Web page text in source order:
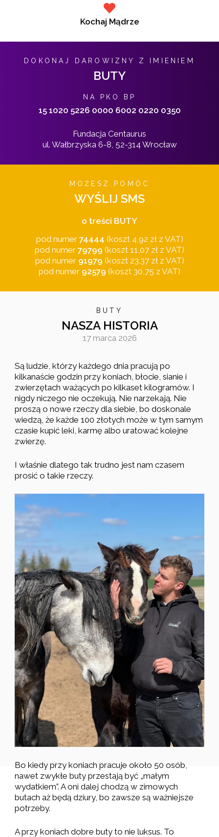
Kochaj Mądrze
DOKONAJ DAROWIZNY Z IMIENIEM
BUTY
NA PKO BP
15 1020 5226 0000 6002 0220 0350
Fundacja Centaurus
ul. Wałbrzyska 6-8, 52-314 Wrocław
MOŻESZ POMÓC
WYŚLIJ SMS
o treści BUTY
pod numer 74444 (koszt 4,92 zł z VAT)
pod numer 79799 (koszt 11,07 zł z VAT)
pod numer 91979 (koszt 23.37 zł z VAT)
pod numer 92579 (koszt 30,75 z VAT)
BUTY
NASZA HISTORIA
17 marca 2026
Są ludzie, którzy każdego dnia pracują po
kilkanaście godzin przy koniach, błocie, sianie i
zwierzętach ważących po kilkaset kilogramów. I
nigdy niczego nie oczekują. Nie narzekają. Nie
proszą o nowe rzeczy dla siebie, bo doskonale
wiedzą, że każde 100 złotych może w tym samym
czasie kupić leki, karmę albo uratować kolejne
zwierzę.
I właśnie dlatego tak trudno jest nam czasem
prosić o takie rzeczy.
Bo kiedy przy koniach pracuje około 50 osób,
nawet zwykłe buty przestają być „małym
wydatkiem”. A oni dalej chodzą w zimowych
butach aż będą dziury, bo zawsze są ważniejsze
potrzeby.
A przy koniach dobre buty to nie luksus. To